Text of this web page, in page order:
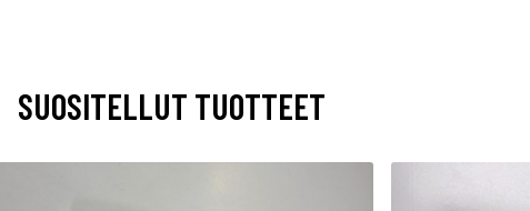
SUOSITELLUT TUOTTEET